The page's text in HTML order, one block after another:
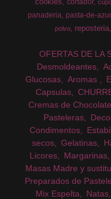
panaderia pasta-de-
polvo
reposteria
OFERTAS DE LA
Desmoldeantes
Glucosas
Aromas
Capsulas
Cremas de Chocolate
Pasteleras
Condimentos
secos
Gelatinas
Licores
Margarinas
Masas Madre y
Preparados de
Mix Espelta
Natas